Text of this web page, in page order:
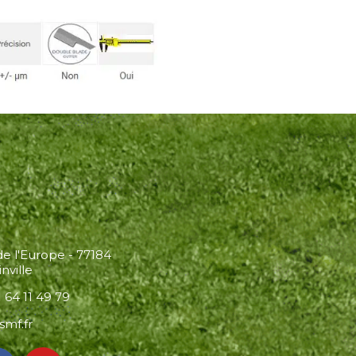
l'Europe - 77184
64 11 49 79